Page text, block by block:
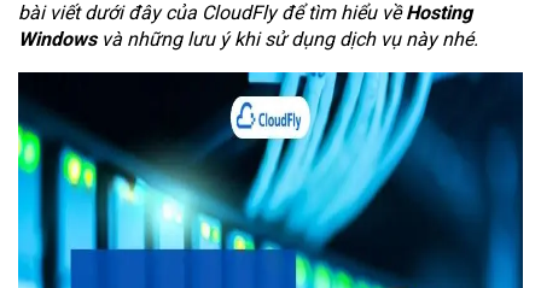
bài viết dưới đây của CloudFly để tìm hiểu vềHosting
Windowsvà những lưu ý khi sử dụng dịch vụ này nhé.